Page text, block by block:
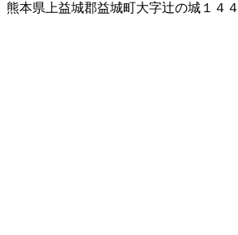
熊本県上益城郡益城町大字辻の城１４４